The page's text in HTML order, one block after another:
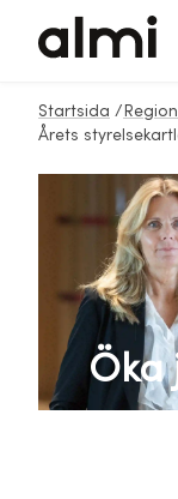
Startsida /
Öka